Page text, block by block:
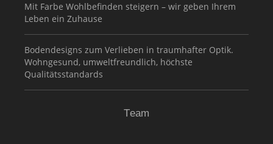
Mit Farbe Wohlbefinden steigern – wir geben Ihrem
Leben ein Zuhause
Bodendesigns zum Verlieben in traumhafter Optik.
Wohngesund, umweltfreundlich, höchste
Qualitätsstandards
Team